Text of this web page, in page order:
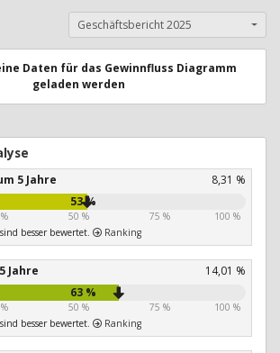
Geschäftsbericht 2025
Daten für das Gewinnfluss Diagramm
geladen werden
5 Jahre
8,31 %
53 %
50 % 75 %
100 %
besser bewertet.
Ranking
Jahre
14,01 %
63 %
50 % 75 %
100 %
besser bewertet.
Ranking